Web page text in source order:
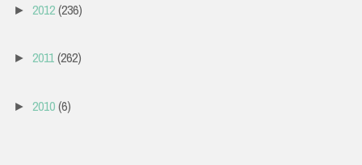
► 2012(236)
► 2011(262)
► 2010(6)